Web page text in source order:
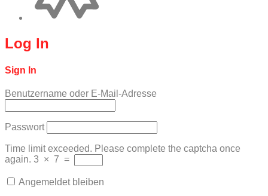
Log In
Sign In
Benutzername oder E-Mail-Adresse
Passwort
Time limit exceeded. Please complete the captcha once
again. 3 × 7 =
Angemeldet bleiben